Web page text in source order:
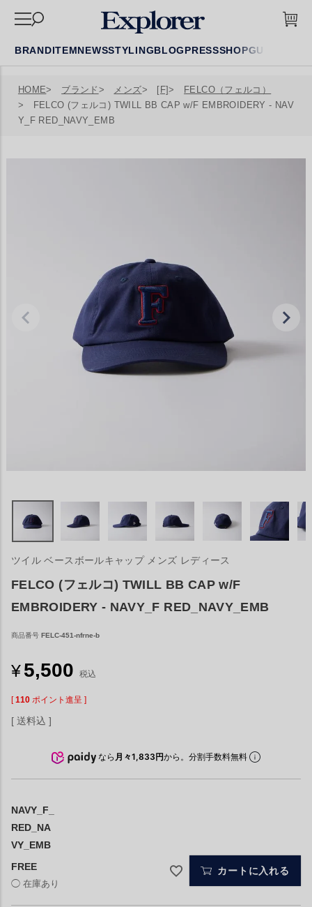
BRANDITEMNEWSSTYLINGBLOGPRESSSHOPGUIDE
HOME ブランド メンズ [F]
FELCO（フェルコ）
FELCO (フェルコ) TWILL BB CAP w/F EMBROIDERY - NAV
Y_F RED_NAVY_EMB
ツイル ベースボールキャップ メンズ レディース
FELCO (フェルコ) TWILL BB CAP w/F
EMBROIDERY - NAVY_F RED_NAVY_EMB
商品番号 FELC-451-nfrne-b
¥5,500 税込
[ 110 ポイント進呈 ]
送料込
なら 月々1,833円から。分割手数料無料
NAVY_F_
RED_NA
VY_EMB
FREE
カートに入れる